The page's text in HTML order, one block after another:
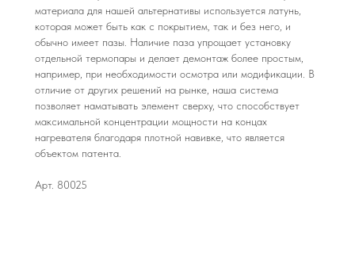
материала для нашей альтернативы используется латунь,
которая может быть как с покрытием, так и без него, и
обычно имеет пазы. Наличие паза упрощает установку
отдельной термопары и делает демонтаж более простым,
например, при необходимости осмотра или модификации. В
отличие от других решений на рынке, наша система
позволяет наматывать элемент сверху, что способствует
максимальной концентрации мощности на концах
нагревателя благодаря плотной навивке, что является
объектом патента.
Арт. 80025